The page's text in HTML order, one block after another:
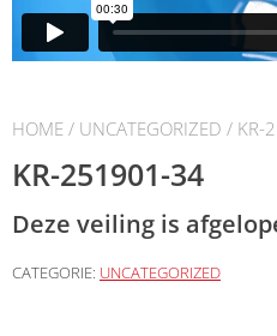
HOME / UNCATEGORIZED / KR-
KR-251901-34
Deze veiling is
CATEGORIE: UNCATEGORIZED